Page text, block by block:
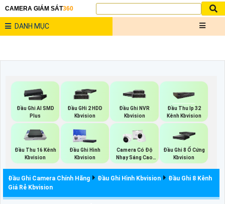
CAMERA GIÁM SÁT360
DANH MỤC
Đầu Ghi AI SMD
Plus
Đầu GHi 2 HDD
Kbvision
Đầu Ghi NVR
Kbvision
Đầu Thu Ip 32
Kênh Kbvision
Đầu Thu 16 Kênh
Kbvision
Đầu Ghi Hình
Kbvision
Camera Có Độ
Nhạy Sáng Cao
Kbvision
Đầu Ghi 8 Ổ Cứng
Kbvision
Đầu Ghi Camera Chính Hãng Đầu Ghi Hình Kbvision
Đầu Ghi 8 Kênh
Giá Rẻ Kbvision